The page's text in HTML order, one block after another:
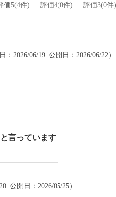
価5(4件) 評価4(0件) 評価3(0件)
：2026/06/19| 公開日：2026/06/22）
言っています
公開日：2026/05/25）